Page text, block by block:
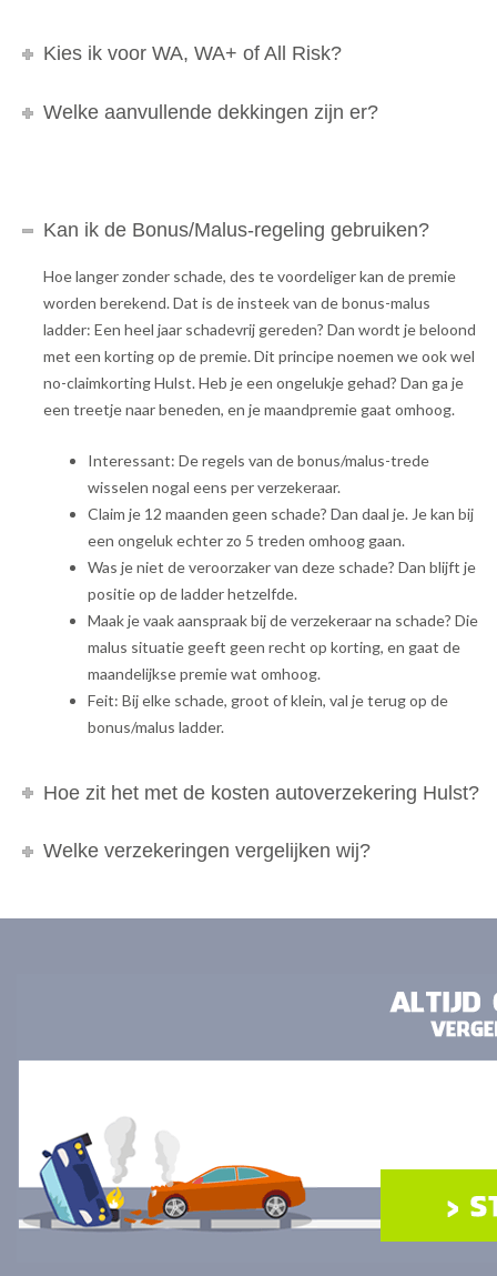
Kies ik voor WA, WA+ of All Risk?
Welke aanvullende dekkingen zijn er?
Kan ik de Bonus/Malus-regeling gebruiken?
Hoe langer zonder schade, des te voordeliger kan de premie
worden berekend. Dat is de insteek van de bonus-malus
ladder: Een heel jaar schadevrij gereden? Dan wordt je beloond
met een korting op de premie. Dit principe noemen we ook wel
no-claimkorting Hulst. Heb je een ongelukje gehad? Dan ga je
een treetje naar beneden, en je maandpremie gaat omhoog.
Interessant: De regels van de bonus/malus-trede
wisselen nogal eens per verzekeraar.
Claim je 12 maanden geen schade? Dan daal je. Je kan bij
een ongeluk echter zo 5 treden omhoog gaan.
Was je niet de veroorzaker van deze schade? Dan blijft je
positie op de ladder hetzelfde.
Maak je vaak aanspraak bij de verzekeraar na schade? Die
malus situatie geeft geen recht op korting, en gaat de
maandelijkse premie wat omhoog.
Feit: Bij elke schade, groot of klein, val je terug op de
bonus/malus ladder.
Hoe zit het met de kosten autoverzekering Hulst?
Welke verzekeringen vergelijken wij?